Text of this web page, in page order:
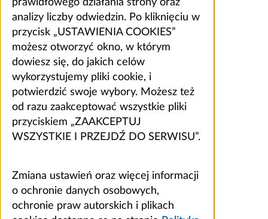
analizy liczby odwiedzin. Po kliknięciu w
przycisk „USTAWIENIA COOKIES”
możesz otworzyć okno, w którym
dowiesz się, do jakich celów
wykorzystujemy pliki cookie, i
potwierdzić swoje wybory. Możesz też
od razu zaakceptować wszystkie pliki
przyciskiem „ZAAKCEPTUJ
WSZYSTKIE I PRZEJDŹ DO SERWISU”.
Zmiana ustawień oraz więcej informacji
o ochronie danych osobowych,
ochronie praw autorskich i plikach